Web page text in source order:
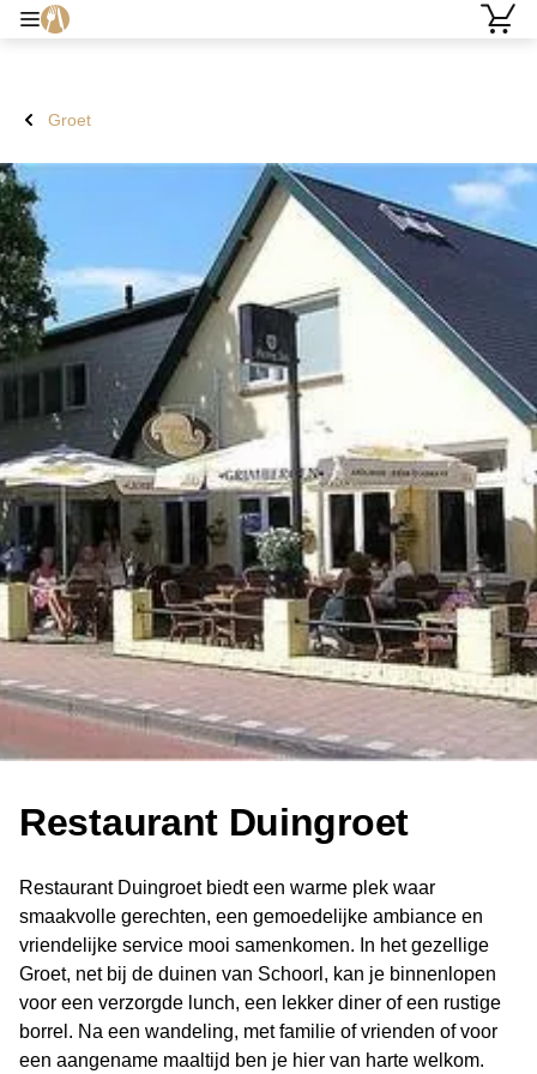
Groet
Restaurant Duingroet
Restaurant Duingroet biedt een warme plek waar
smaakvolle gerechten, een gemoedelijke ambiance en
vriendelijke service mooi samenkomen. In het gezellige
Groet, net bij de duinen van Schoorl, kan je binnenlopen
voor een verzorgde lunch, een lekker diner of een rustige
borrel. Na een wandeling, met familie of vrienden of voor
een aangename maaltijd ben je hier van harte welkom.